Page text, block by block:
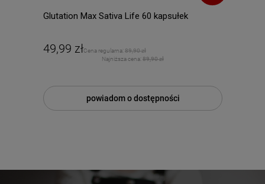
Glutation Max Sativa Life 60 kapsułek
49,99 złCena regularna: 89,90 zł
Najniższa cena: 89,90 zł
powiadom o dostępności